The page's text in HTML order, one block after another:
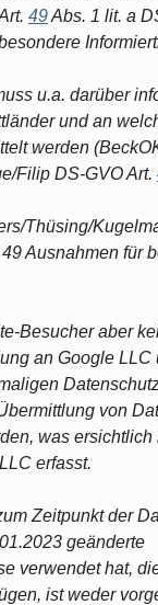
49Abs. 1 lit. a
u.a. darüber
und an
werden
Filip DS-GVO Art.
Thüsing/
Ausnahmen für
Besucher aber
an Google LLC
von
was ersichtlich
erfasst.
Zeitpunkt der
geänderte
verwendet hat,
ist weder